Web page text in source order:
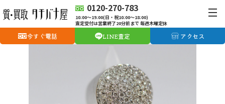
0120-270-783
10:00〜19:00(日・祝10:00〜18:00)
査定受付は営業終了20分前まで 毎週木曜定休
今すぐ電話 LINE査定 アクセス